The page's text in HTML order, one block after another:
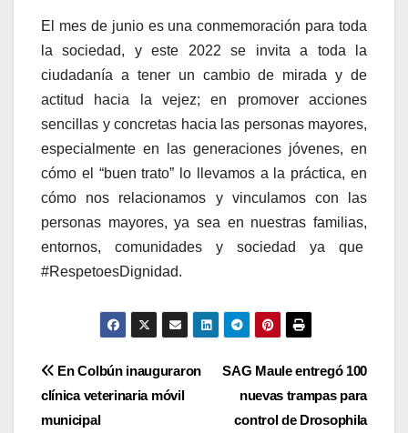
El mes de junio es una conmemoración para toda
la sociedad, y este 2022 se invita a toda la
ciudadanía a tener un cambio de mirada y de
actitud hacia la vejez; en promover acciones
sencillas y concretas hacia las personas mayores,
especialmente en las generaciones jóvenes, en
cómo el “buen trato” lo llevamos a la práctica, en
cómo nos relacionamos y vinculamos con las
personas mayores, ya sea en nuestras familias,
entornos, comunidades y sociedad ya que
#RespetoesDignidad.
Navegación
de
SAG Maule entregó 100
nuevas trampas para
control de Drosophila
En Colbún inauguraron
clínica veterinaria móvil
municipal